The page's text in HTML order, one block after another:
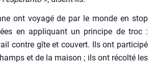
ont voya­gé de par le monde en stop
en appli­quant un prin­cipe de troc :
contre gîte et cou­vert. Ils ont par­ti­ci­pé
et de la mai­son ; ils ont récol­té les